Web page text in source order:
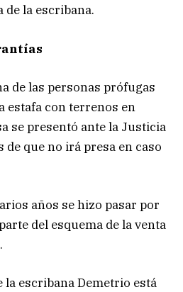
la escribana.
de las personas prófugas
estafa con terrenos en
se presentó ante la Justicia
que no irá presa en caso
años se hizo pasar por
del esquema de la venta
escribana Demetrio está